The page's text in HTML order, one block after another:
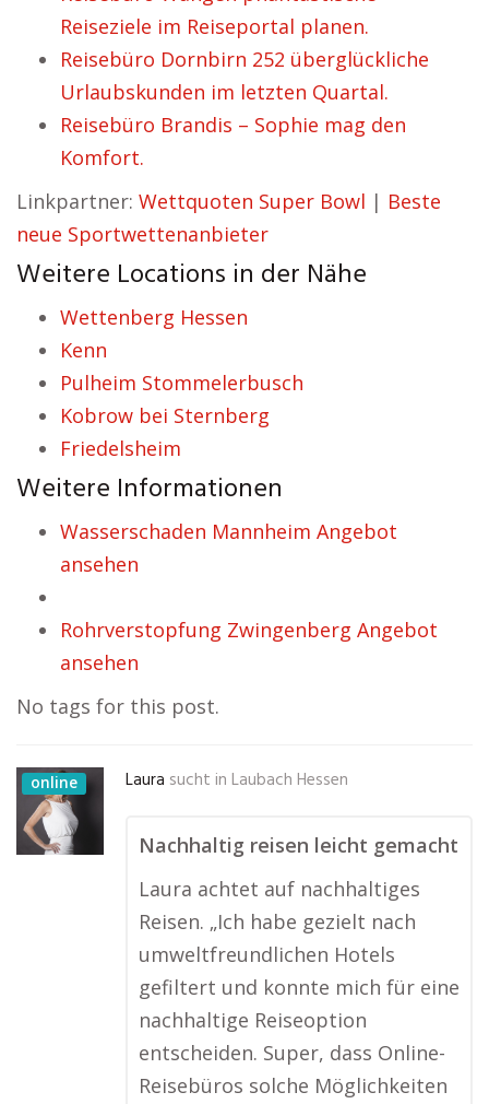
Reiseziele im Reiseportal planen.
Reisebüro Dornbirn 252 überglückliche
Urlaubskunden im letzten Quartal.
Reisebüro Brandis – Sophie mag den
Komfort.
Linkpartner: Wettquoten Super Bowl | Beste
neue Sportwettenanbieter
Weitere Locations in der Nähe
Wettenberg Hessen
Kenn
Pulheim Stommelerbusch
Kobrow bei Sternberg
Friedelsheim
Weitere Informationen
Wasserschaden Mannheim Angebot
ansehen
Rohrverstopfung Zwingenberg Angebot
ansehen
No tags for this post.
online Laura sucht in Laubach Hessen
Nachhaltig reisen leicht gemacht
Laura achtet auf nachhaltiges
Reisen. „Ich habe gezielt nach
umweltfreundlichen Hotels
gefiltert und konnte mich für eine
nachhaltige Reiseoption
entscheiden. Super, dass Online-
Reisebüros solche Möglichkeiten